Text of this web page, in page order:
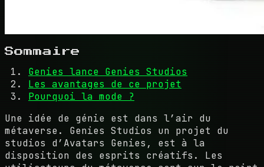
Sommaire
Genies lance Genies Studios
Les avantages de ce projet
Pourquoi la mode ?
Une idée de génie est dans l’air du
métaverse. Genies Studios un projet du
studios d’Avatars Genies, est à la
disposition des esprits créatifs. Les